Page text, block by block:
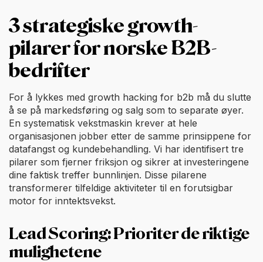
3 strategiske growth-
pilarer for norske B2B-
bedrifter
For å lykkes med growth hacking for b2b må du slutte
å se på markedsføring og salg som to separate øyer.
En systematisk vekstmaskin krever at hele
organisasjonen jobber etter de samme prinsippene for
datafangst og kundebehandling. Vi har identifisert tre
pilarer som fjerner friksjon og sikrer at investeringene
dine faktisk treffer bunnlinjen. Disse pilarene
transformerer tilfeldige aktiviteter til en forutsigbar
motor for inntektsvekst.
Lead Scoring: Prioriter de riktige
mulighetene